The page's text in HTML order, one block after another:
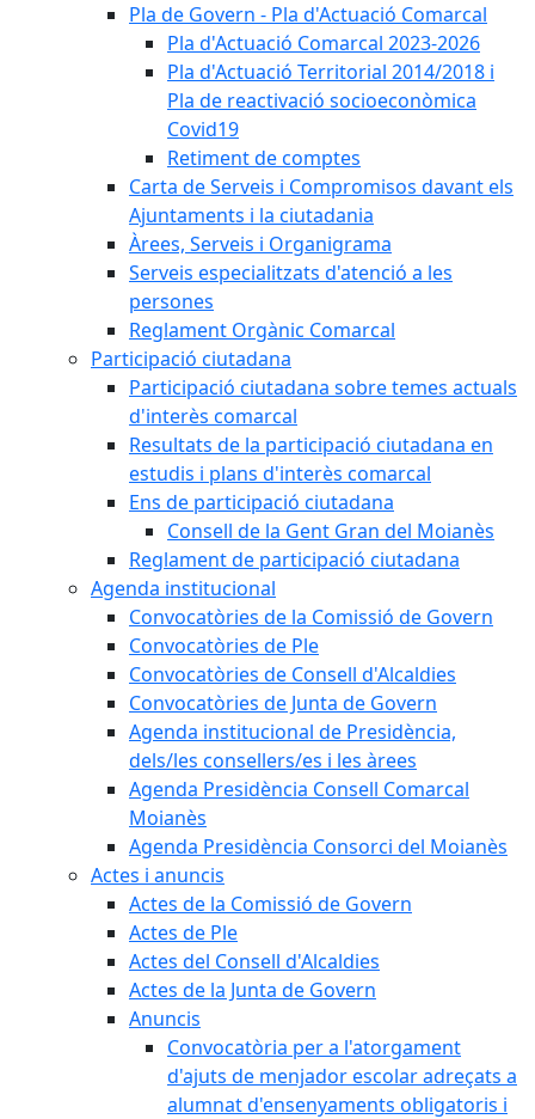
Pla de Govern - Pla d'Actuació Comarcal
Pla d'Actuació Comarcal 2023-2026
Pla d'Actuació Territorial 2014/2018 i
Pla de reactivació socioeconòmica
Covid19
Retiment de comptes
Carta de Serveis i Compromisos davant els
Ajuntaments i la ciutadania
Àrees, Serveis i Organigrama
Serveis especialitzats d'atenció a les
persones
Reglament Orgànic Comarcal
Participació ciutadana
Participació ciutadana sobre temes actuals
d'interès comarcal
Resultats de la participació ciutadana en
estudis i plans d'interès comarcal
Ens de participació ciutadana
Consell de la Gent Gran del Moianès
Reglament de participació ciutadana
Agenda institucional
Convocatòries de la Comissió de Govern
Convocatòries de Ple
Convocatòries de Consell d'Alcaldies
Convocatòries de Junta de Govern
Agenda institucional de Presidència,
dels/les consellers/es i les àrees
Agenda Presidència Consell Comarcal
Moianès
Agenda Presidència Consorci del Moianès
Actes i anuncis
Actes de la Comissió de Govern
Actes de Ple
Actes del Consell d'Alcaldies
Actes de la Junta de Govern
Anuncis
Convocatòria per a l'atorgament
d'ajuts de menjador escolar adreçats a
alumnat d'ensenyaments obligatoris i